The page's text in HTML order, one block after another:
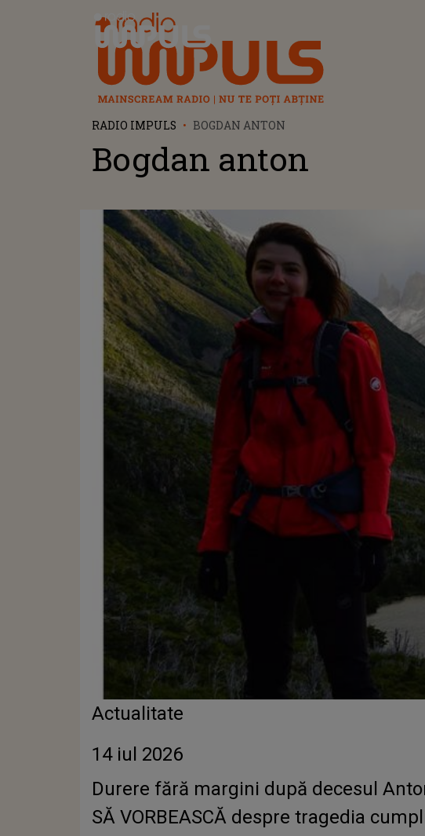
Radio Impuls
RADIO IMPULS BOGDAN ANTON
Bogdan anton
Actualitate
14 iul 2026
Durere fără margini după decesul
SĂ VORBEASCĂ despre tragedia